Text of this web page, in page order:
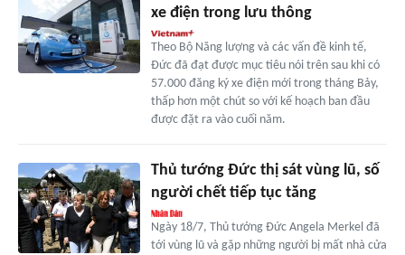
xe điện trong lưu thông
Theo Bộ Năng lượng và các vấn đề kinh tế,
Đức đã đạt được mục tiêu nói trên sau khi có
57.000 đăng ký xe điện mới trong tháng Bảy,
thấp hơn một chút so với kế hoạch ban đầu
được đặt ra vào cuối năm.
Thủ tướng Đức thị sát vùng lũ, số
người chết tiếp tục tăng
Ngày 18/7, Thủ tướng Đức Angela Merkel đã
tới vùng lũ và gặp những người bị mất nhà cửa